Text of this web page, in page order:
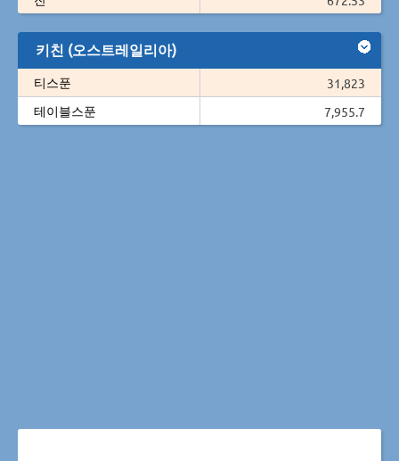
키친 (오스트레일리아)
티스푼
31,823
테이블스푼
7,955.7